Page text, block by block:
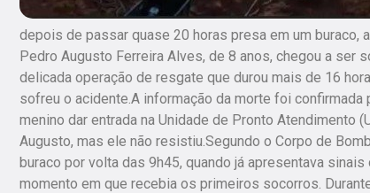
depois de passar quase 20 horas presa em um buraco,
Pedro Augusto Ferreira Alves, de 8 anos, chegou a ser
delicada operação de resgate que durou mais de 16
sofreu o acidente.A informação da morte foi confirmada
menino dar entrada na Unidade de Pronto Atendimento
Augusto, mas ele não resistiu.Segundo o Corpo de
buraco por volta das 9h45, quando já apresentava
momento em que recebia os primeiros socorros.